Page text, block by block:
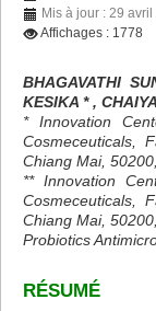
Mis à jour : 29 avril
Affichages : 1778
BHAGAVATHI
KESIKA * ,
* Innovation
Cosmeceuticals,
Chiang Mai,
** Innovation
Cosmeceuticals,
Chiang Mai,
Probiotics
RÉSUMÉ